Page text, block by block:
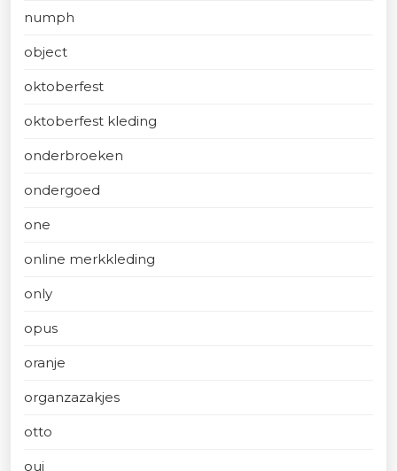
numph
object
oktoberfest
oktoberfest kleding
onderbroeken
ondergoed
one
online merkkleding
only
opus
oranje
organzazakjes
otto
oui